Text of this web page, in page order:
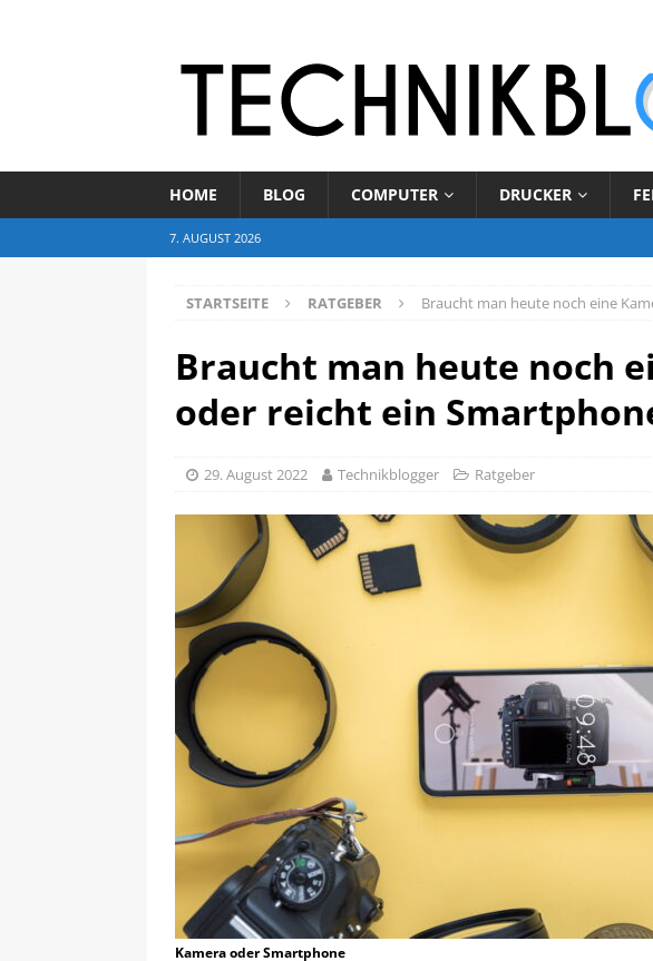
HOME BLOG COMPUTER DRUCKER
7. AUGUST 2026
STARTSEITE RATGEBER Braucht man heute noch eine
Braucht man heute noch
oder reicht ein
29. August 2022 Technikblogger Ratgeber
Kamera oder Smartphone